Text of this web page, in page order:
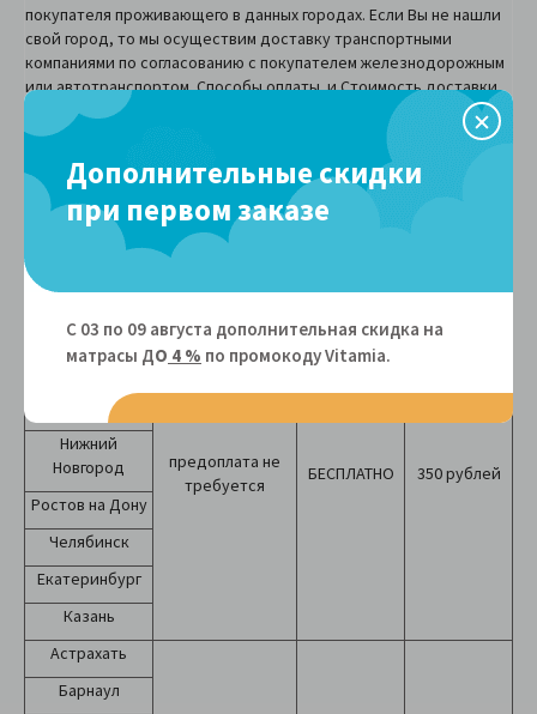
покупателя проживающего в данных городах. Если Вы не нашли
свой город, то мы осуществим доставку транспортными
компаниями по согласованию с покупателем железнодорожным
или автотранспортом. Способы оплаты и Стоимость доставки
можно уточнить по тел.
8-800-707-64-80у
менеджера-консультанта.
Город
доставки
Необходимость
Стоимость
при заказе
матраса
Стоимость
при заказе
Новосибирск
предоплата не
требуется
БЕСПЛАТНО 350 рублей
Уфа
Краснодар
Нижний
Новгород
Ростов на Дону
Челябинск
Екатеринбург
Казань
Астрахать
Барнаул
Дополнительные скидки
при первом заказе
С 03 по 09 августа дополнительная скидка на
матрасы ДО 4 % по промокоду Vitamiа.